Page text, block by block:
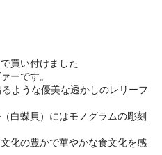
買い付けました
ーです。
ような優美な透かしのレリーフ
白蝶貝）にはモノグラムの彫刻
化の豊かで華やかな食文化を感